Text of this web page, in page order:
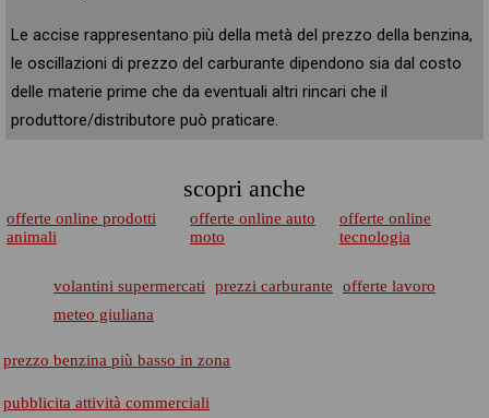
Le accise rappresentano più della metà del prezzo della benzina,
le oscillazioni di prezzo del carburante dipendono sia dal costo
delle materie prime che da eventuali altri rincari che il
produttore/distributore può praticare.
scopri anche
offerte online prodotti
animali
offerte online auto
moto
offerte online
tecnologia
volantini supermercati prezzi carburante
offerte lavoro
meteo giuliana
prezzo benzina più basso in zona
pubblicita attività commerciali